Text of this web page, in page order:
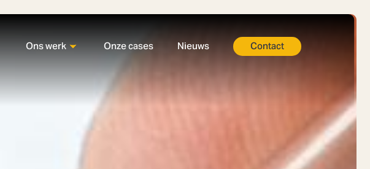
Ons werk Onze cases Nieuws Contact